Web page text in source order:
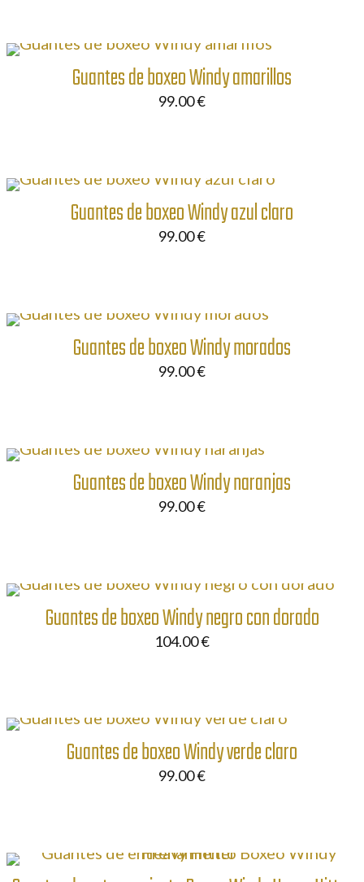
Guantes de boxeo Windy amarillos
99.00€
Guantes de boxeo Windy azul claro
99.00€
Guantes de boxeo Windy morados
99.00€
Guantes de boxeo Windy naranjas
99.00€
Guantes de boxeo Windy negro con dorado
104.00€
Guantes de boxeo Windy verde claro
99.00€